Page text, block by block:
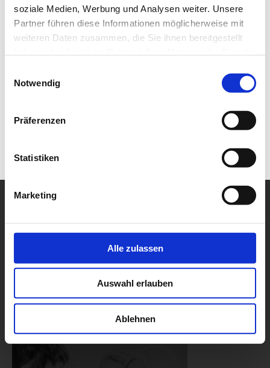
soziale Medien, Werbung und Analysen weiter. Unsere
Partner führen diese Informationen möglicherweise mit
weiteren Daten zusammen, die Sie ihnen bereitgestellt
Notwendig
Präferenzen
Statistiken
Marketing
Alle zulassen
Auswahl erlauben
Ablehnen